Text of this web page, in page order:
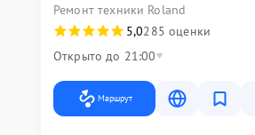
Ремонт техники Roland
5,0285 оценки
Открыто до 21:00
Маршрут